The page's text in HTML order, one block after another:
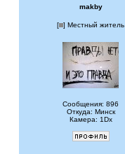
makby
[ ] Местный житель
Сообщения: 896
Откуда: Минск
Камера: 1Dx